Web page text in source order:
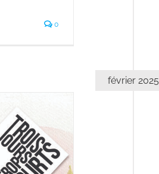
0
février 2025